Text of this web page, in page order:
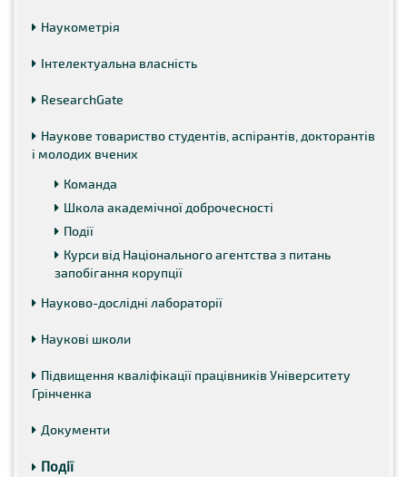
Наукометрія
Інтелектуальна власність
ResearchGate
Наукове товариство студентів, аспірантів, докторантів
і молодих вчених
Команда
Школа академічної доброчесності
Події
Курси від Національного агентства з питань
запобігання корупції
Науково-дослідні лабораторії
Наукові школи
Підвищення кваліфікації працівників Університету
Грінченка
Документи
Події